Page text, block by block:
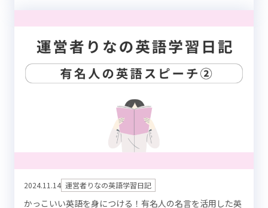
2024.11.14 運営者りなの英語学習日記
かっこいい英語を身につける！有名人の名言を活用した英